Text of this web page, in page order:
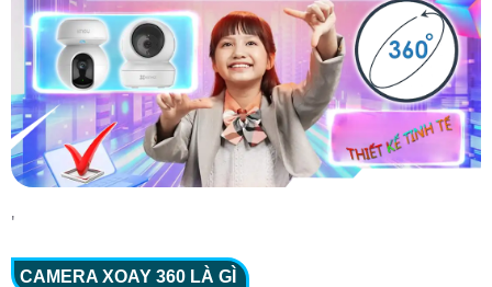
'
CAMERA XOAY 360 LÀ GÌ